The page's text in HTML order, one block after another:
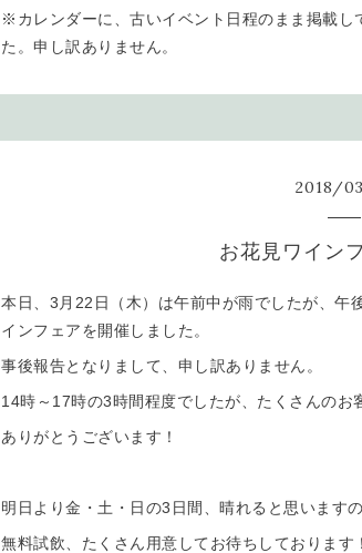
※カレンダーに、古いイベント日程のまま掲載し
た。申し訳ありません。
2018/03
お花見ワイン
本日、3月22日（木）は午前中が雨でしたが、午
インフェアを開催しました。
事後報告となりまして、申し訳ありません。
14時～17時の3時間程度でしたが、たくさんのお
ありがとうございます！
明日より金・土・日の3日間、晴れると思います
無料試飲、たくさん用意してお待ちしております！